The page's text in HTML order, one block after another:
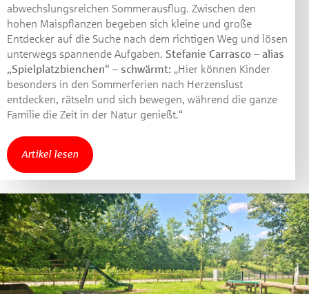
abwechslungsreichen Sommerausflug. Zwischen den
hohen Maispflanzen begeben sich kleine und große
Entdecker auf die Suche nach dem richtigen Weg und lösen
unterwegs spannende Aufgaben. Stefanie Carrasco – alias
„Spielplatzbienchen“ – schwärmt: „Hier können Kinder
besonders in den Sommerferien nach Herzenslust
entdecken, rätseln und sich bewegen, während die ganze
Familie die Zeit in der Natur genießt.“
Artikel lesen
Jetzt mitmachen und
Machen Sie mit bei unserem Gewinnspiel! Bis 31.
Dezember 2021 verlosen wir 10 Gutscheine des
Treffpunkt Gold der Kreissparkasse Göppingen im Wert
von je 30 Euro.
Beantworten Sie einfach folgende Frage:
Welches Jubiläum feiert die Kreissparkasse
Göppingen in diesem Jahr?